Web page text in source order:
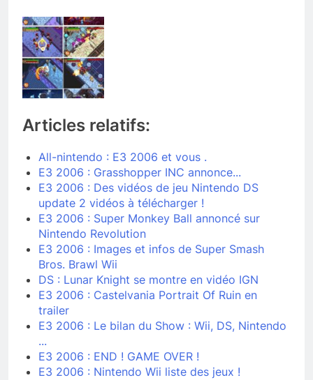
Articles relatifs:
All-nintendo : E3 2006 et vous .
E3 2006 : Grasshopper INC annonce...
E3 2006 : Des vidéos de jeu Nintendo DS
update 2 vidéos à télécharger !
E3 2006 : Super Monkey Ball annoncé sur
Nintendo Revolution
E3 2006 : Images et infos de Super Smash
Bros. Brawl Wii
DS : Lunar Knight se montre en vidéo IGN
E3 2006 : Castelvania Portrait Of Ruin en
trailer
E3 2006 : Le bilan du Show : Wii, DS, Nintendo
...
E3 2006 : END ! GAME OVER !
E3 2006 : Nintendo Wii liste des jeux !